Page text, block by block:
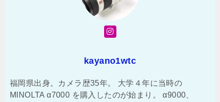
kayano1wtc
福岡県出身。カメラ歴35年。 大学４年に当時の
MINOLTA α7000 を購入したのが始まり。 α9000、